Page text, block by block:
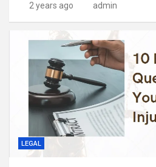
2 years ago admin
LEGAL